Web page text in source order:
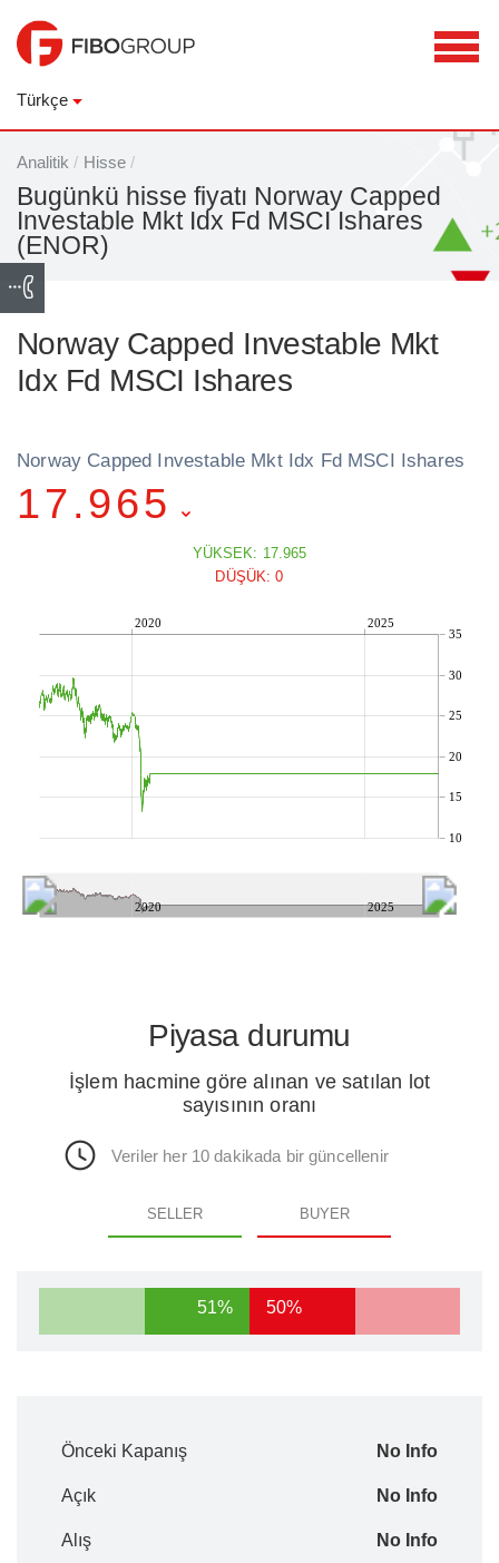
Türkçe
Analitik / Hisse /
Bugünkü hisse fiyatı Norway Capped
Investable Mkt Idx Fd MSCI Ishares
(ENOR)
Norway Capped Investable Mkt
Idx Fd MSCI Ishares
Norway Capped Investable Mkt Idx Fd MSCI Ishares
17.965
YÜKSEK: 17.965
DÜŞÜK: 0
2020 2025
10
15
20
25
30
35
2020 2025
Piyasa durumu
İşlem hacmine göre alınan ve satılan lot
sayısının oranı
Veriler her 10 dakikada bir güncellenir
SELLER BUYER
51% 50%
Önceki Kapanış No Info
Açık No Info
Alış No Info